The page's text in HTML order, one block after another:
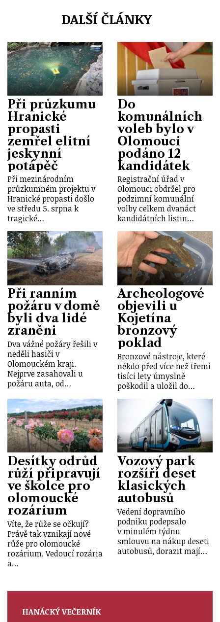
DALŠÍ ČLÁNKY
Při průzkumu
Hranické
propasti
zemřel elitní
jeskynní
potápěč
Při mezinárodním
průzkumném projektu v
Hranické propasti došlo
ve středu 5. srpna k
tragické…
Do
komunálních
voleb bylo v
Olomouci
podáno 12
kandidátek
Registrační úřad v
Olomouci obdržel pro
podzimní komunální
volby celkem dvanáct
kandidátních listin…
Při ranním
požáru v domě
byli dva lidé
zraněni
Dva vážné požáry řešili v
neděli hasiči v
Olomouckém kraji.
Nejprve zasahovali u
požáru auta, od…
Archeologové
objevili u
Kojetína
bronzový
poklad
Bronzové nástroje, které
někdo před více než třemi
tisíci lety úmyslně
poškodil a uložil do…
Desítky odrůd
růží připravují
ve školce pro
olomoucké
rozárium
Víte, že růže se očkují?
Právě tak vznikají nové
růže pro olomoucké
rozárium. Vedoucí rozária
a…
Vozový park
rozšíří deset
klasických
autobusů
Vedení dopravního
podniku podepsalo
v minulém týdnu
smlouvu na nákup deseti
autobusů, dorazit mají…
HANÁCKÝ VEČERNÍK